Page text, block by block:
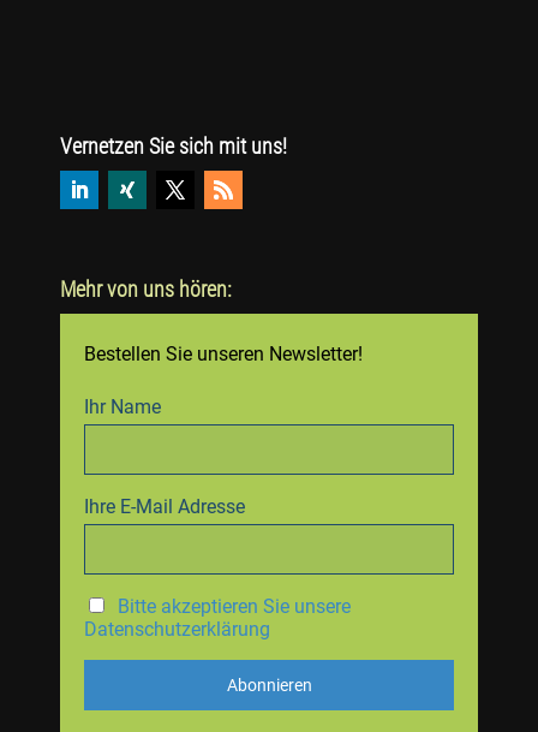
Vernetzen Sie sich mit uns!
Mehr von uns hören:
Bestellen Sie unseren Newsletter!
Ihr Name
Ihre E-Mail Adresse
Bitte akzeptieren Sie unsere
Datenschutzerklärung